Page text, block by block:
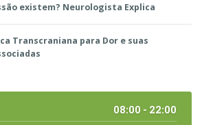
existem? Neurologista Explica
Transcraniana para Dor e suas
08:00 - 22:00